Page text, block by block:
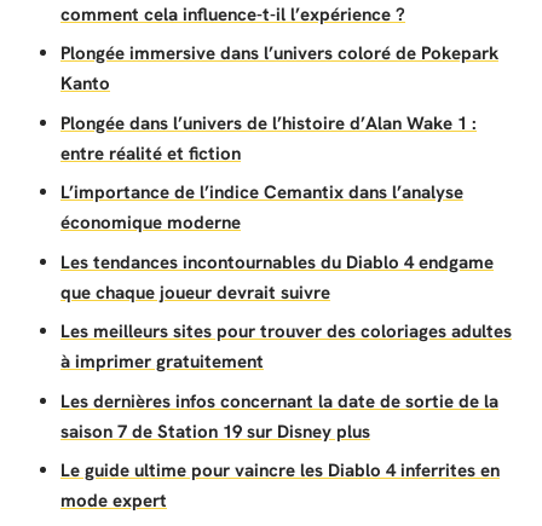
comment cela influence-t-il l’expérience ?
Plongée immersive dans l’univers coloré de Pokepark
Kanto
Plongée dans l’univers de l’histoire d’Alan Wake 1 :
entre réalité et fiction
L’importance de l’indice Cemantix dans l’analyse
économique moderne
Les tendances incontournables du Diablo 4 endgame
que chaque joueur devrait suivre
Les meilleurs sites pour trouver des coloriages adultes
à imprimer gratuitement
Les dernières infos concernant la date de sortie de la
saison 7 de Station 19 sur Disney plus
Le guide ultime pour vaincre les Diablo 4 inferrites en
mode expert